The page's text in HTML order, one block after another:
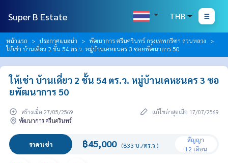
Super B Estate THB
หน้าแรก ประกาศแนะนำ
พัฒนาการ ศรีนครินทร์ กรุงเทพกรีฑา สวนหลวง
ให้เช่า บ้านเดี่ยว 2 ชั้น 54 ตร.ว. หมู่บ้านเคหะนคร 3 ซอยพัฒนาการ 50
ให้เช่า บ้านเดี่ยว 2 ชั้น 54 ตร.ว. หมู่บ้านเคหะนคร 3 ซอ
ยพัฒนาการ 50
สร้างเมื่อ 27/05/2569
แก้ไขล่าสุดเมื่อ 17/07/2569
พัฒนาการ ศรีนครินทร์
ราคาเช่า ฿45,000 (833 บ./ตร.ว.)
สัญญา
12 เดือน